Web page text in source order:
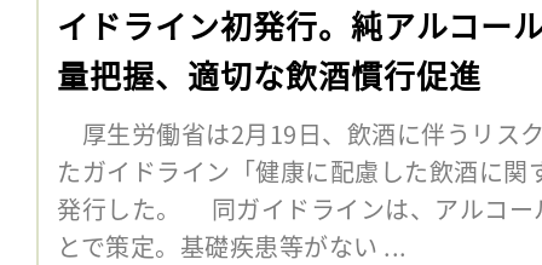
イドライン初発行。純アルコー
量把握、適切な飲酒慣行促進
厚生労働省は2月19日、飲酒に伴うリス
たガイドライン「健康に配慮した飲酒に
発行した。 同ガイドラインは、アルコー
とで策定。基礎疾患等がない ...